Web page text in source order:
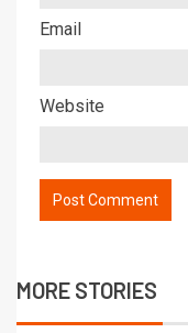
Email
Website
MORE STORIES